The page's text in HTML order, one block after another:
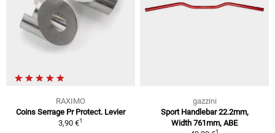
RAXIMO
Coins Serrage Pr Protect. Levier
3,90 €1
gazzini
Sport Handlebar 22.2mm,
Width 761mm, ABE
1